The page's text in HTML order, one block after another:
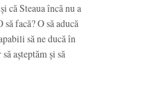
că Steaua încă nu a
facă? O să aducă
să ne ducă în
așteptăm și să